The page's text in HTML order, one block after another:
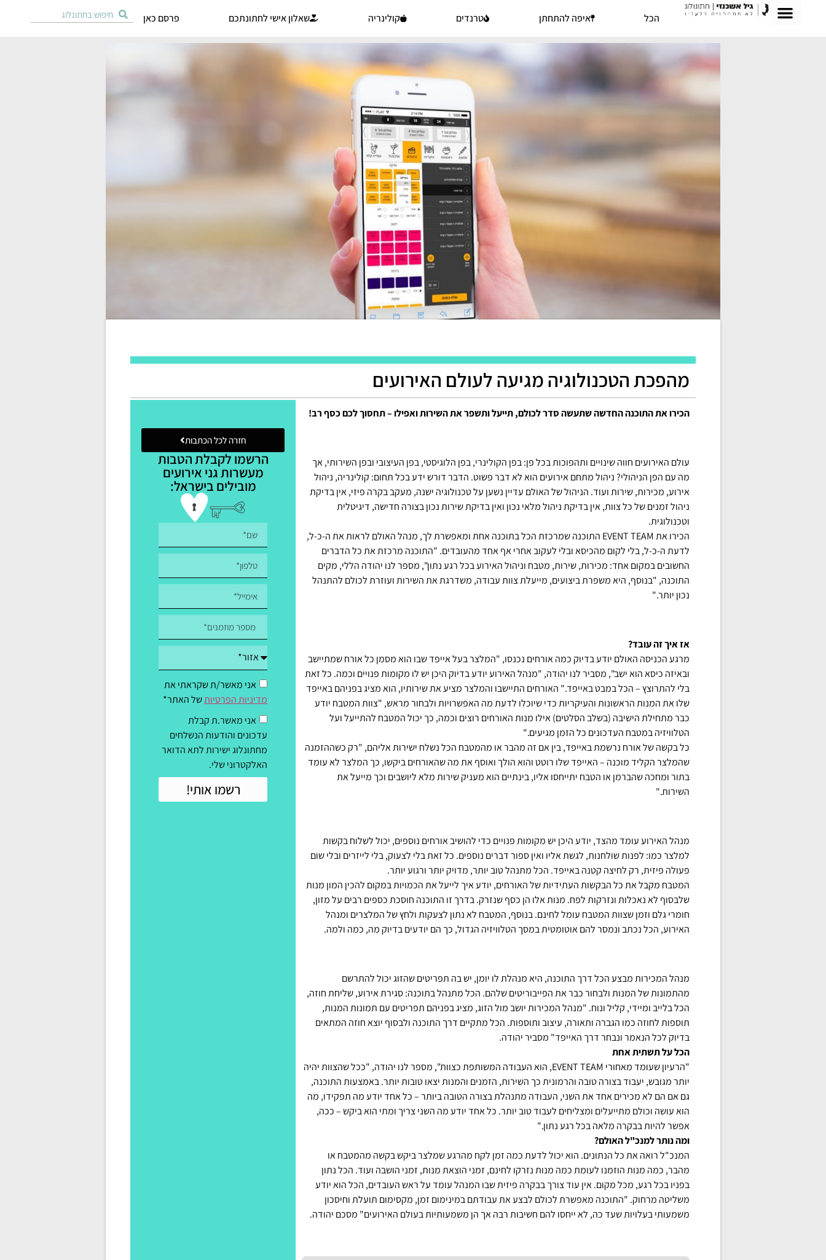
הכל איפה להתחתן טרנדים קולינריה שאלון אישי לחתונתכם פרסם כאן
מהפכת הטכנולוגיה מגיעה לעולם האירועים
הכירו את התוכנה החדשה שתעשה סדר לכולם, תייעל ותשפר את השירות ואפילו – תחסוך לכם כסף רב!
עולם האירועים חווה שינויים ותהפוכות בכל פן: בפן הקולינרי, בפן הלוגיסטי, בפן העיצובי ובפן השירותי, אך
מה עם הפן הניהולי? ניהול מתחם אירועים הוא לא דבר פשוט. הדבר דורש ידע בכל תחום: קולינריה, ניהול
אירוע, מכירות, שירות ועוד. הניהול של האולם עדיין נשען על טכנולוגיה ישנה, מעקב בקרה פיזי, אין בדיקת
ניהול זמנים של כל צוות, אין בדיקת ניהול מלאי נכון ואין בדיקת שירות נכון בצורה חדישה, דיגיטלית
וטכנולוגית.
הכירו את EVENT TEAM התוכנה שמרכזת הכל בתוכנה אחת ומאפשרת לך, מנהל האולם לראות את ה-כ-ל,
לדעת ה-כ-ל, בלי לקום מהכיסא ובלי לעקוב אחרי אף אחד מהעובדים. "התוכנה מרכזת את כל הדברים
החשובים במקום אחד: מכירות, שירות, מטבח וניהול האירוע בכל רגע נתון", מספר לנו יהודה הללי, מקים
התוכנה, "בנוסף, היא משפרת ביצועים, מייעלת צוות עבודה, משדרגת את השירות ועוזרת לכולם להתנהל
נכון יותר."
אז איך זה עובד?
מרגע הכניסה האולם יודע בדיוק כמה אורחים נכנסו, "המלצר בעל אייפד שבו הוא מסמן כל אורח שמתיישב
ובאיזה כיסא הוא ישב", מסביר לנו יהודה, "מנהל האירוע יודע בדיוק היכן יש לו מקומות פנויים וכמה. כל זאת
בלי להתרוצץ – הכל במבט באייפד." האורחים התיישבו והמלצר מציע את שירותיו, הוא מציג בפניהם באייפד
שלו את המנות הראשונות והעיקריות כדי שיוכלו לדעת מה האפשרויות ולבחור מראש, "צוות המטבח יודע
כבר מתחילת הישיבה (בשלב הסלטים) אילו מנות האורחים רוצים וכמה, כך יכול המטבח להתייעל ועל
הטלוויזיה במטבח העדכונים כל הזמן מגיעים."
כל בקשה של אורח נרשמת באייפד, בין אם זה מהבר או מהמטבח הכל נשלח ישירות אליהם, "רק כשההזמנה
שהמלצר הקליד מוכנה – האייפד שלו רוטט והוא הולך ואוסף את מה שהאורחים ביקשו, כך המלצר לא עומד
בתור ומחכה שהברמן או הטבח יתייחסו אליו, בינתיים הוא מעניק שירות מלא ליושבים וכך מייעל את
השירות."
מנהל האירוע עומד מהצד, יודע היכן יש מקומות פנויים כדי להושיב אורחים נוספים, יכול לשלוח בקשות
למלצר כמו: לפנות שולחנות, לגשת אליו ואין ספור דברים נוספים. כל זאת בלי לצעוק, בלי לייזרים ובלי שום
פעולה פיזית, רק לחיצה קטנה באייפד. הכל מתנהל טוב יותר, מדויק יותר ורגוע יותר.
המטבח מקבל את כל הבקשות העתידיות של האורחים, יודע איך לייעל את הכמויות במקום להכין המון מנות
שלבסוף לא נאכלות ונזרקות לפח. מנות אלו הן כסף שנזרק. בדרך זו התוכנה חוסכת כספים רבים על מזון,
חומרי גלם וזמן שצוות המטבח עומל לחינם. בנוסף, המטבח לא נתון לצעקות ולחץ של המלצרים ומנהל
האירוע, הכל נכתב ונמסר להם אוטומטית במסך הטלוויזיה הגדול, כך הם יודעים בדיוק מה, כמה ולמה.
מנהל המכירות מבצע הכל דרך התוכנה, היא מנהלת לו יומן, יש בה תפריטים שהזוג יכול להתרשם
מהתמונות של המנות ולבחור כבר את הפייבוריטים שלהם. הכל מתנהל בתוכנה: סגירת אירוע, שליחת חוזה,
הכל בלייב ומיידי, קליל ונוח. "מנהל המכירות יושב מול הזוג, מציג בפניהם תפריטים עם תמונות המנות,
תוספות לחוזה כמו הגברה ותאורה, עיצוב ותוספות. הכל מתקיים דרך התוכנה ולבסוף יוצא חוזה המתאים
בדיוק לכל הנאמר ונבחר דרך האייפד" מסביר יהודה.
הכל על תשתית אחת
"הרעיון שעומד מאחורי EVENT TEAM, הוא העבודה המשותפת כצוות", מספר לנו יהודה, "ככל שהצוות יהיה
יותר מגובש, יעבוד בצורה טובה והרמונית כך השירות, הזמנים והמנות יצאו טובות יותר. באמצעות התוכנה,
גם אם הם לא מכירים אחד את השני, העבודה מתנהלת בצורה הטובה ביותר – כל אחד יודע מה תפקידו, מה
הוא עושה וכולם מתייעלים ומצליחים לעבוד טוב יותר. כל אחד יודע מה השני צריך ומתי הוא ביקש – ככה,
אפשר להיות בבקרה מלאה בכל רגע נתון."
ומה נותר למנכ"ל האולם?
המנכ"ל רואה את כל הנתונים. הוא יכול לדעת כמה זמן לקח מהרגע שמלצר ביקש בקשה מהמטבח או
מהבר, כמה מנות הוזמנו לעומת כמה מנות נזרקו לחינם, זמני הוצאת מנות, זמני הושבה ועוד. הכל נתון
בפניו בכל רגע, מכל מקום. אין עוד צורך בבקרה פיזית שבו המנהל עומד על ראש העובדים, הכל הוא יודע
משליטה מרחוק. "התוכנה מאפשרת לכולם לבצע את עבודתם במינימום זמן, מקסימום תועלת וחיסכון
משמעותי בעלויות שעד כה, לא ייחסו להם חשיבות רבה אך הן משמעותיות בעולם האירועים" מסכם יהודה.
חזרה לכל הכתבות
הרשמו לקבלת הטבות
מעשרות גני אירועים
מובילים בישראל:
אני מאשר/ת שקראתי את
מדיניות הפרטיותשל האתר*
אני מאשר.ת קבלת
עדכונים והודעות הנשלחים
מחתונלוג ישירות לתא הדואר
האלקטרוני שלי.
רשמו אותי!